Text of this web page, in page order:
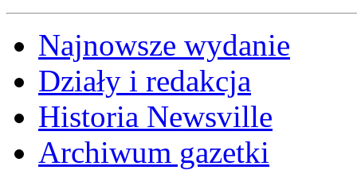
Najnowsze wydanie
Działy i redakcja
Historia Newsville
Archiwum gazetki